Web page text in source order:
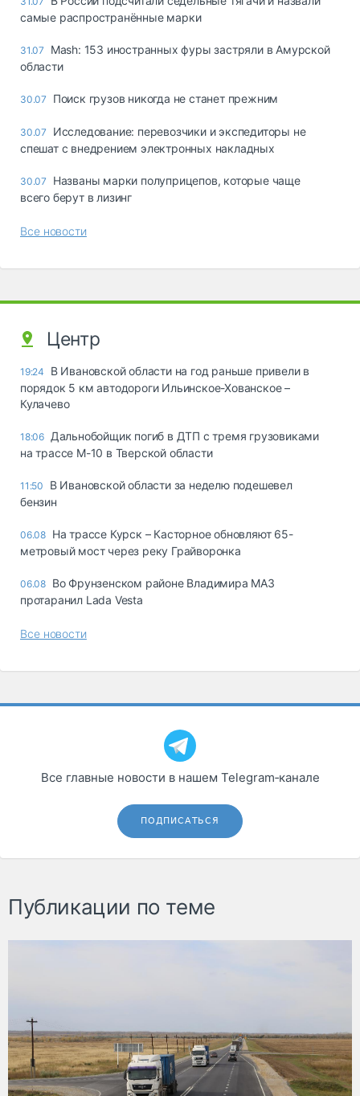
самые распространённые марки
31.07
Mash: 153 иностранных фуры застряли в Амурской
области
30.07 Поиск грузов никогда не станет прежним
30.07
Исследование: перевозчики и экспедиторы не
спешат с внедрением электронных накладных
30.07
Названы марки полуприцепов, которые чаще
всего берут в лизинг
Все новости
Центр
19:24
В Ивановской области на год раньше привели в
порядок 5 км автодороги Ильинское-Хованское –
Кулачево
18:06 Дальнобойщик погиб в ДТП с тремя грузовиками
на трассе М-10 в Тверской области
11:50
В Ивановской области за неделю подешевел
бензин
06.08 На трассе Курск – Касторное обновляют 65-
метровый мост через реку Грайворонка
06.08 Во Фрунзенском районе Владимира МАЗ
протаранил Lada Vesta
Все новости
Все главные новости в нашем Telegram‑канале
ПОДПИСАТЬСЯ
Публикации по теме